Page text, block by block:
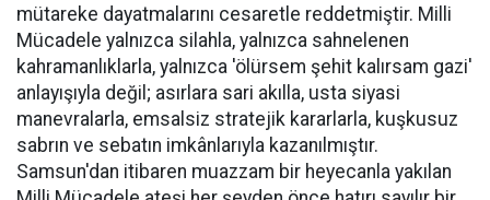
mütareke dayatmalarını cesaretle reddetmiştir. Milli
Mücadele yalnızca silahla, yalnızca sahnelenen
kahramanlıklarla, yalnızca 'ölürsem şehit kalırsam gazi'
anlayışıyla değil; asırlara sari akılla, usta siyasi
manevralarla, emsalsiz stratejik kararlarla, kuşkusuz
sabrın ve sebatın imkânlarıyla kazanılmıştır.
Samsun'dan itibaren muazzam bir heyecanla yakılan